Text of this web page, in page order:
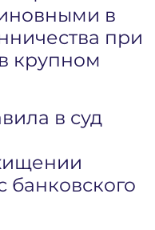
в
при
крупном
в суд
банковского